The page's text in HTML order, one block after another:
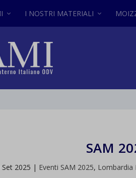
I NOSTRI MATERIALI
SAM
Set 2025 | Eventi SAM 2025, Lombardia